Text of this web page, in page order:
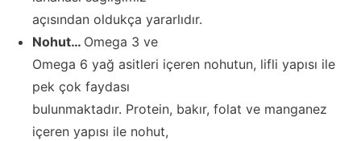
açısından oldukça yararlıdır.
Nohut… Omega 3 ve
Omega 6 yağ asitleri içeren nohutun, lifli yapısı ile
pek çok faydası
bulunmaktadır. Protein, bakır, folat ve manganez
içeren yapısı ile nohut,